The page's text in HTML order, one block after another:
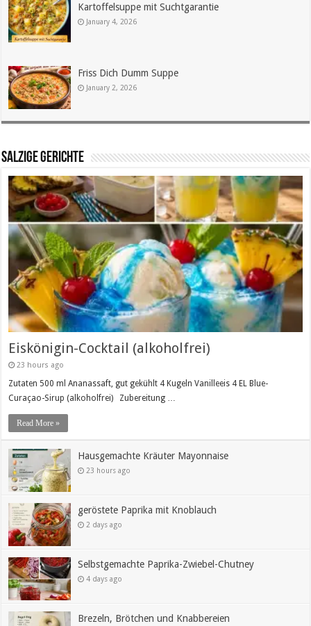
Kartoffelsuppe mit Suchtgarantie
January 4, 2026
Friss Dich Dumm Suppe
January 2, 2026
SALZIGE GERICHTE
Eiskönigin-Cocktail (alkoholfrei)
23 hours ago
Zutaten 500 ml Ananassaft, gut gekühlt 4 Kugeln Vanilleeis 4 EL Blue-
Curaçao-Sirup (alkoholfrei) Zubereitung …
Read More »
Hausgemachte Kräuter Mayonnaise
23 hours ago
geröstete Paprika mit Knoblauch
2 days ago
Selbstgemachte Paprika-Zwiebel-Chutney
4 days ago
Brezeln, Brötchen und Knabbereien